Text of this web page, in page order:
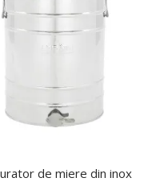
de miere din inox